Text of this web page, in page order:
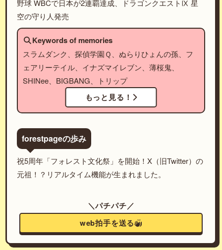
野球 WBCで日本が2連覇達成、ドラゴンクエストⅨ 星
空の守り人発売
Keywords of memories
スラムダンク、探偵学園Ｑ、ぬらりひょんの孫、フ
ェアリーテイル、イナズマイレブン、薄桜鬼、
SHINee、BIGBANG、トリップ
もっと見る！
forestpageの歩み
祝5周年「フォレスト文化祭」を開始！X（旧Twitter）の
元祖！？リアルタイム機能が生まれました。
＼パチパチ／
web拍手を送る